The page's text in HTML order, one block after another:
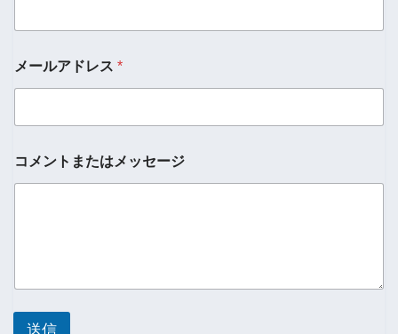
前
メ
ド
レ
ス
メールアドレス *
コメントまたはメッセージ
送信